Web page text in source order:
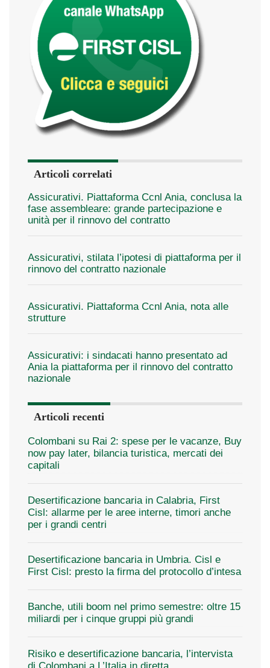
Articoli correlati
Assicurativi. Piattaforma Ccnl Ania, conclusa la
fase assembleare: grande partecipazione e
unità per il rinnovo del contratto
Assicurativi, stilata l’ipotesi di piattaforma per il
rinnovo del contratto nazionale
Assicurativi. Piattaforma Ccnl Ania, nota alle
strutture
Assicurativi: i sindacati hanno presentato ad
Ania la piattaforma per il rinnovo del contratto
nazionale
Articoli recenti
Colombani su Rai 2: spese per le vacanze, Buy
now pay later, bilancia turistica, mercati dei
capitali
Desertificazione bancaria in Calabria, First
Cisl: allarme per le aree interne, timori anche
per i grandi centri
Desertificazione bancaria in Umbria. Cisl e
First Cisl: presto la firma del protocollo d’intesa
Banche, utili boom nel primo semestre: oltre 15
miliardi per i cinque gruppi più grandi
Risiko e desertificazione bancaria, l’intervista
di Colombani a L’Italia in diretta